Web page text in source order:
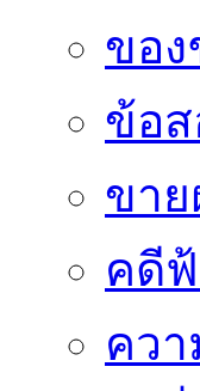
ของ
ข้อส
ขาย
คดี
คว